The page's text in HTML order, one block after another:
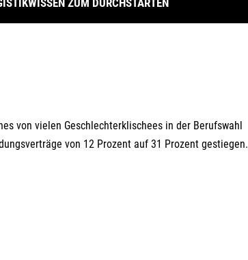
ZUM DURCHSTARTEN
von vielen Geschlechterklischees in der Berufswahl
von 12 Prozent auf 31 Prozent gestiegen.